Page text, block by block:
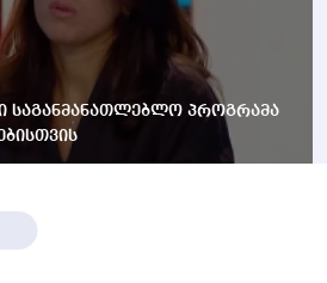
საგანმანათლებლო პროგრამა